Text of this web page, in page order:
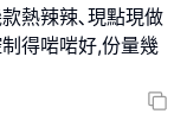
熱辣辣､現點現做
得啱啱好,份量幾